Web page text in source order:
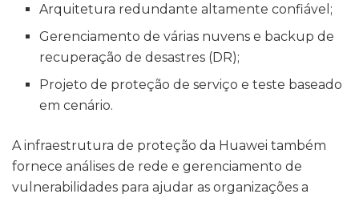
Arquitetura redundante altamente confiável;
Gerenciamento de várias nuvens e backup de
recuperação de desastres (DR);
Projeto de proteção de serviço e teste baseado
em cenário.
A infraestrutura de proteção da Huawei também
fornece análises de rede e gerenciamento de
vulnerabilidades para ajudar as organizações a